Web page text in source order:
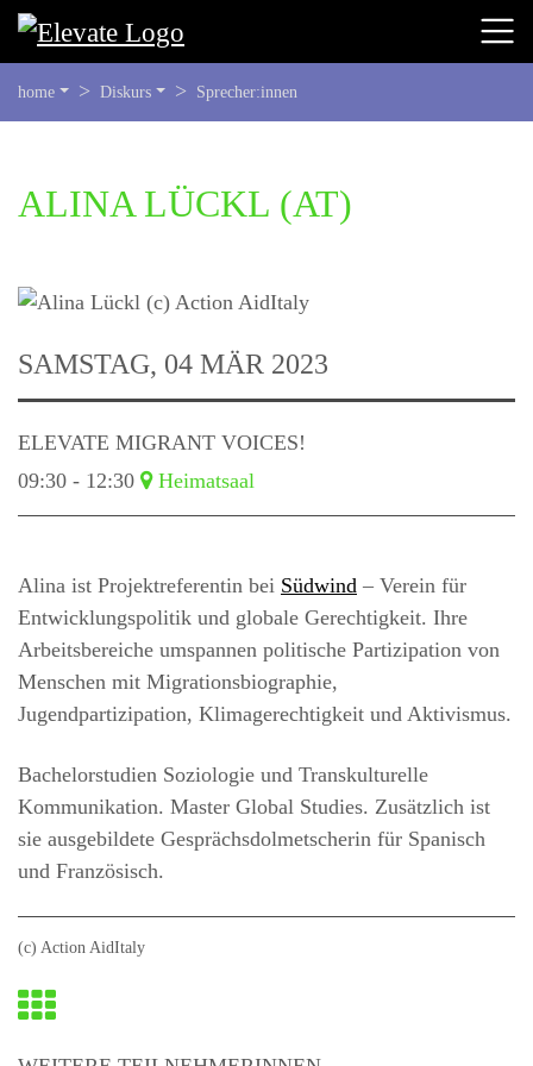
BEFINDEN
SICH
home Diskurs Sprecher:innen
BEGINN
DESALINA LÜCKL (AT)
SAMSTAG, 04 MÄR 2023
ELEVATE MIGRANT VOICES!
09:30 - 12:30
Heimatsaal
Alina ist Projektreferentin bei Südwind – Verein für
Entwicklungspolitik und globale Gerechtigkeit. Ihre
Arbeitsbereiche umspannen politische Partizipation von
Menschen mit Migrationsbiographie,
Jugendpartizipation, Klimagerechtigkeit und Aktivismus.
Bachelorstudien Soziologie und Transkulturelle
Kommunikation. Master Global Studies. Zusätzlich ist
sie ausgebildete Gesprächsdolmetscherin für Spanisch
und Französisch.
(c) Action AidItaly
Zurück